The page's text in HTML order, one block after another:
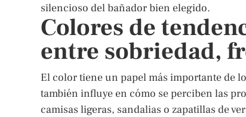
silencioso del bañador bien elegido.
Colores de
entre sobriedad,
El color tiene un papel más importante de
también influye en cómo se perciben las
camisas ligeras, sandalias o zapatillas de